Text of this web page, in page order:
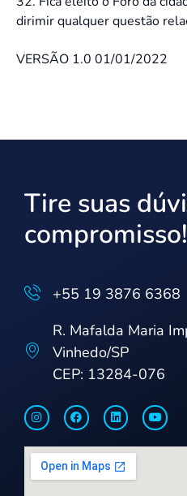
dirimir qualquer questão
VERSÃO 1.0 01/01/2022
Tire suas
compromisso!
+55 19 3876 6368
R. Mafalda Maria
Vinhedo/SP
CEP: 13284-076